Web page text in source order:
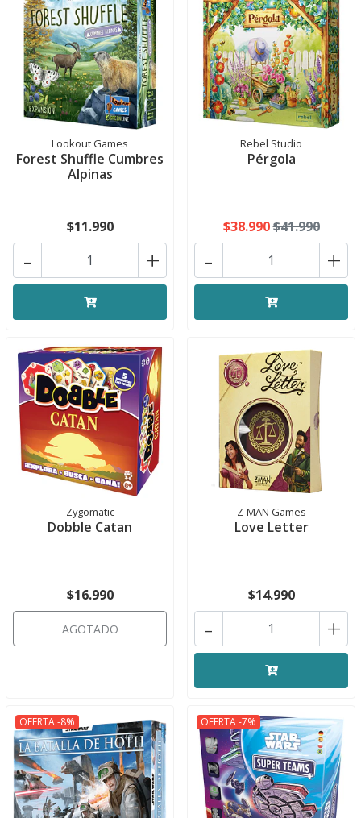
Lookout Games
Forest Shuffle Cumbres
Alpinas
$11.990
+
-
Rebel Studio
Pérgola
$38.990$41.990
+
-
Zygomatic
Dobble Catan
$16.990
AGOTADO
Z-MAN Games
Love Letter
$14.990
+
-
OFERTA -8% OFERTA -7%